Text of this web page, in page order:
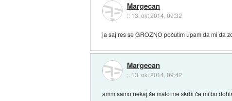
Margecan
:: 13. okt 2014, 09:32
ja saj res se GROZNO počutim upam da mi da
Margecan
:: 13. okt 2014, 09:42
amm samo nekaj še malo me skrbi če mi bo